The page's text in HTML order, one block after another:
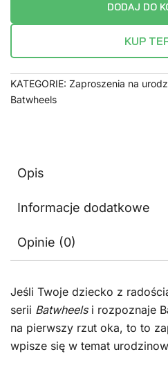
DODAJ DO
KUP
KATEGORIE: Zaproszenia na
Batwheels
Opis
Informacje dodatkowe
Opinie (0)
Jeśli Twoje dziecko z
serii Batwheelsi rozpoznaje
na pierwszy rzut oka, to to
wpisze się w temat